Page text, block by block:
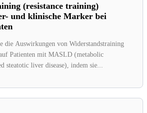
(resistance training)
und klinische Marker bei
die Auswirkungen von Widerstandstraining
Patienten mit MASLD (metabolic
steatotic liver disease), indem sie...